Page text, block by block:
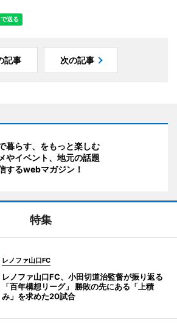
記事 次の記事
暮らす、をもっと楽しむ
やイベント、地元の話題
するwebマガジン！
特集
レノファ山口FC
レノファ山口FC、小田切道治監督が振り返る
「百年構想リーグ」 勝敗の先にある「上積
み」を求めた20試合